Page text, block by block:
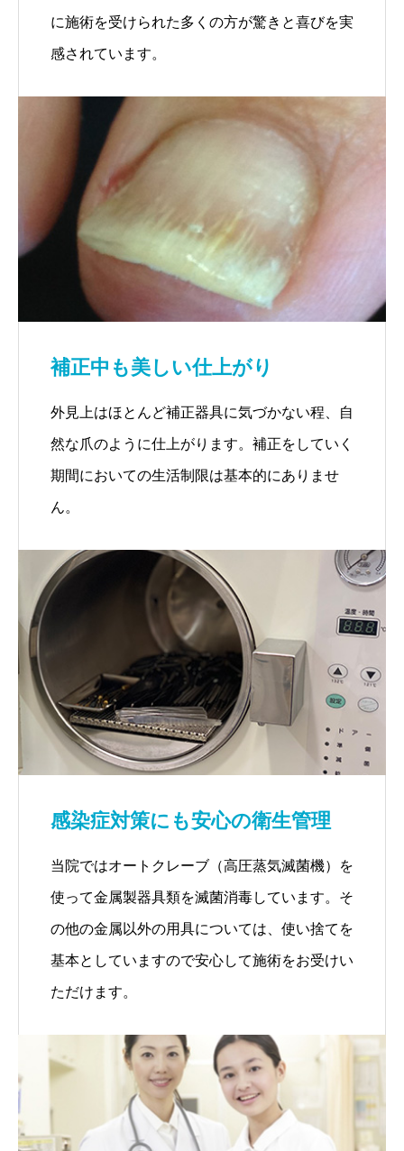
に施術を受けられた多くの方が驚きと喜びを実
感されています。
補正中も美しい仕上がり
外見上はほとんど補正器具に気づかない程、自
然な爪のように仕上がります。補正をしていく
期間においての生活制限は基本的にありませ
ん。
感染症対策にも安心の衛生管理
当院ではオートクレーブ（高圧蒸気滅菌機）を
使って金属製器具類を滅菌消毒しています。そ
の他の金属以外の用具については、使い捨てを
基本としていますので安心して施術をお受けい
ただけます。